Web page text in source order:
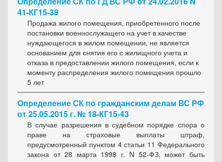
41-КГ15-38
Продажа жилого помещения, приобретенного после
постановки военнослужащего на учет в качестве
нуждающегося в жилом помещении, не является
основанием для снятия его с жилищного учета и
отказа в предоставлении жилого помещения, если к
моменту распределения жилого помещения прошло
5 лет
Определение СК по гражданским делам ВС РФ
от 25.05.2015 г. № 18-КГ15-43
В случае разрешения в судебном порядке спора о
праве на страховые выплаты штраф,
предусмотренный пунктом 4 статьи 11 Федерального
закона от 28 марта 1998 г. N 52-ФЗ, может быть